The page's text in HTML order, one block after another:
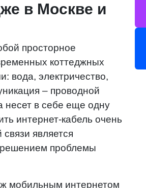
в Москве и
просторное
коттеджных
вода, электричество,
– проводной
несет в себе еще одну
интернет-кабель очень
является
проблемы
мобильным интернетом